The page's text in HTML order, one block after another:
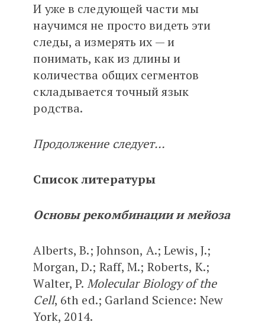
И уже в следующей части мы
научимся не просто видеть эти
следы, а измерять их — и
понимать, как из длины и
количества общих сегментов
складывается точный язык
родства.
Продолжение следует…
Список литературы
Основы рекомбинации и мейоза
Alberts, B.; Johnson, A.; Lewis, J.;
Morgan, D.; Raff, M.; Roberts, K.;
Walter, P. Molecular Biology of the
Cell, 6th ed.; Garland Science: New
York, 2014.